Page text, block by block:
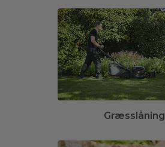
Græsslåning